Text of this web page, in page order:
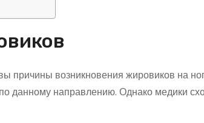
причины возникновения жировиков на
данному направлению. Однако медики